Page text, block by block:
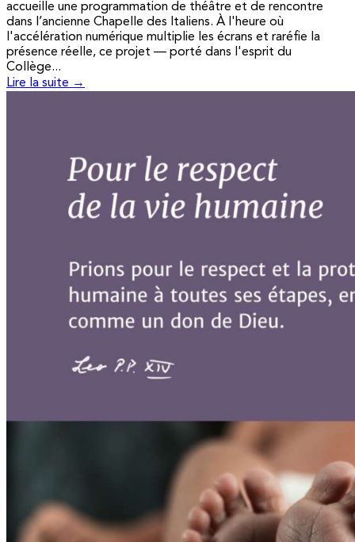
accueille une programmation de théâtre et de rencontre
dans l’ancienne Chapelle des Italiens. À l'heure où
l'accélération numérique multiplie les écrans et raréfie la
présence réelle, ce projet — porté dans l'esprit du
Collège...
Lire la suite →